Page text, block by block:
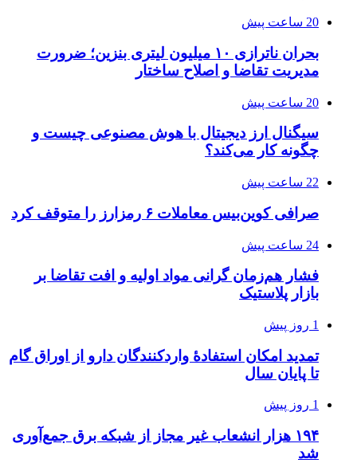
20 ساعت پیش
بحران ناترازی ۱۰ میلیون لیتری بنزین؛ ضرورت
مدیریت تقاضا و اصلاح ساختار
20 ساعت پیش
سیگنال ارز دیجیتال با هوش مصنوعی چیست و
چگونه کار می‌کند؟
22 ساعت پیش
صرافی کوین‌بیس معاملات ۶ رمزارز را متوقف کرد
24 ساعت پیش
فشار هم‌زمان گرانی مواد اولیه و افت تقاضا بر
بازار پلاستیک
1 روز پیش
تمدید امکان استفادۀ واردکنندگان دارو از اوراق گام
تا پایان سال
1 روز پیش
۱۹۴ هزار انشعاب غیر مجاز از شبکه برق جمع‌آوری
شد